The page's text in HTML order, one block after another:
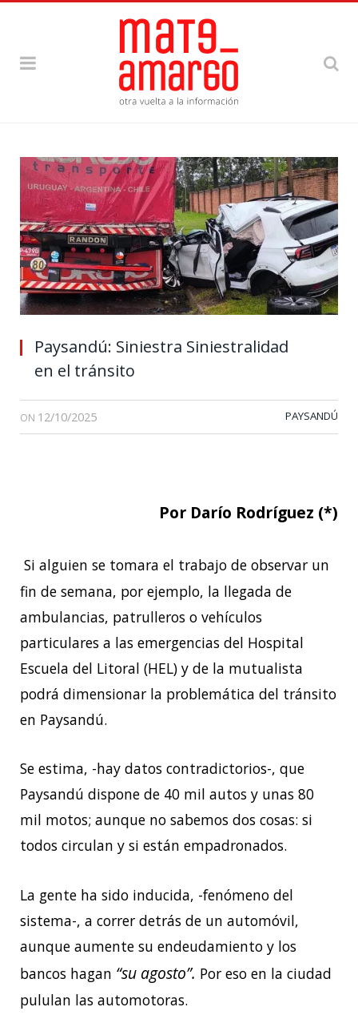
Paysandú: Siniestra Siniestralidad
en el tránsito
ON 12/10/2025 PAYSANDÚ
Por Darío Rodríguez (*)
Si alguien se tomara el trabajo de observar un
fin de semana, por ejemplo, la llegada de
ambulancias, patrulleros o vehículos
particulares a las emergencias del Hospital
Escuela del Litoral (HEL) y de la mutualista
podrá dimensionar la problemática del tránsito
en Paysandú.
Se estima, -hay datos contradictorios-, que
Paysandú dispone de 40 mil autos y unas 80
mil motos; aunque no sabemos dos cosas: si
todos circulan y si están empadronados.
La gente ha sido inducida, -fenómeno del
sistema-, a correr detrás de un automóvil,
aunque aumente su endeudamiento y los
bancos hagan “su agosto”. Por eso en la ciudad
pululan las automotoras.